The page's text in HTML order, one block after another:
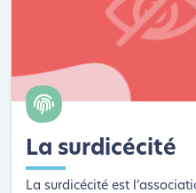
La surdicécité
La surdicécité est